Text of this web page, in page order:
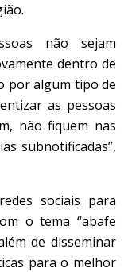
não sejam
dentro de
por algum tipo de
as pessoas
não fiquem nas
subnotificadas”,
sociais para
o tema “abafe
de disseminar
para o melhor